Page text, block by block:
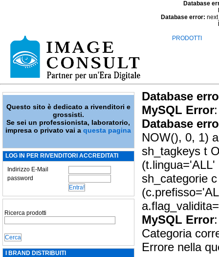
Database
Database error:
PRODOTTI
Questo sito è dedicato a rivenditori e
grossisti.
Se sei un professionista, laboratorio,
impresa o privato vai aquesta pagina
LOG IN PER RIVENDITORI ACCREDITATI
Indirizzo E-Mail
password
Ricerca prodotti
I BRAND DISTRIBUITI
Database
MySQL Error
Database
NOW(), 0, 1)
sh_tagkeys t
sh_categorie
MySQL Error
Categoria
Errore nella